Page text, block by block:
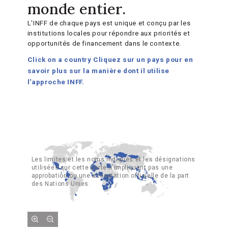
monde entier.
L'INFF de chaque pays est unique et conçu par les
institutions locales pour répondre aux priorités et
opportunités de financement dans le contexte.
Click on a country Cliquez sur un pays pour en
savoir plus sur la manière dont il utilise
l'approche INFF.
Les limites et les noms indiqués et les désignations
utilisées sur cette carte n'impliquent pas une
approbation ou une acceptation officielle de la part
des Nations Unies.